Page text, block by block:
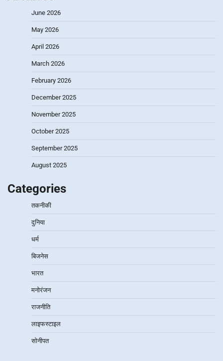
June 2026
May 2026
April 2026
March 2026
February 2026
December 2025
November 2025
October 2025
September 2025
August 2025
Categories
तकनीकी
दुनिया
धर्म
बिजनेस
भारत
मनोरंजन
राजनीति
लाइफस्टाइल
सोनीपत